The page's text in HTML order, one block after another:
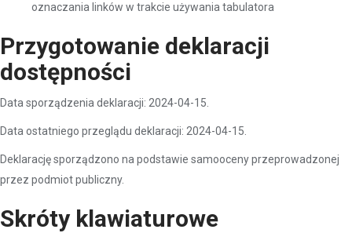
oznaczania linków w trakcie używania tabulatora
Przygotowanie deklaracji
dostępności
Data sporządzenia deklaracji: 2024-04-15.
Data ostatniego przeglądu deklaracji: 2024-04-15.
Deklarację sporządzono na podstawie samooceny przeprowadzonej
przez podmiot publiczny.
Skróty klawiaturowe